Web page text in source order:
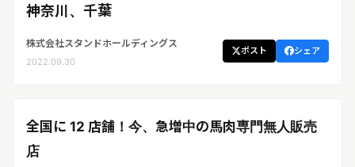
ライフスタイル
リリースを配信する
録）
神奈川、千葉
株式会社スタンドホールディングス
2022.09.30
ポスト シェア
全国に 12 店舗！今、急増中の馬肉専門無人販売
店